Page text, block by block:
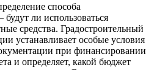
способа
ли использоваться
средства. Градостроительный
устанавливает особые условия
при финансировании
и определяет, какой бюджет